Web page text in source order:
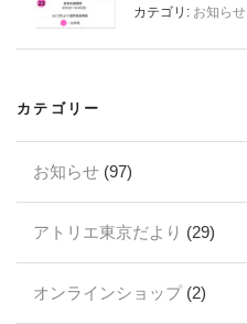
カテゴリ: お知らせ
カテゴリー
お知らせ (97)
アトリエ東京だより (29)
オンラインショップ(2)